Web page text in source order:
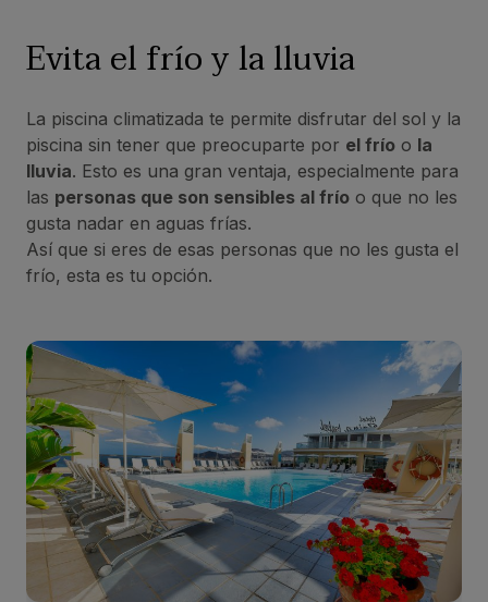
Evita el frío y la lluvia
La piscina climatizada te permite disfrutar del sol y la
piscina sin tener que preocuparte por el frío o la
lluvia. Esto es una gran ventaja, especialmente para
las personas que son sensibles al frío o que no les
gusta nadar en aguas frías.
Así que si eres de esas personas que no les gusta el
frío, esta es tu opción.